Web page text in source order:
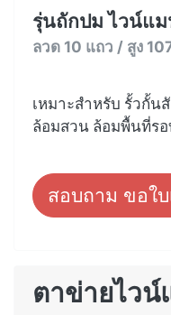
รุ่นถักปม ไวน์แ
ลวด 10 แถว / สูง
เหมาะสำหรับ รั้วกั้น
ล้อมสวน ล้อมพื้นที่ร
สอบถาม ขอใ
ตาข่ายไวน์